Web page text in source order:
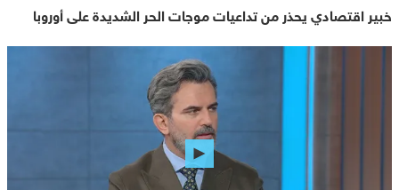
خبير اقتصادي يحذر من تداعيات موجات الحر الشديدة على أوروبا